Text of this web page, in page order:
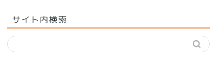
サイト内検索